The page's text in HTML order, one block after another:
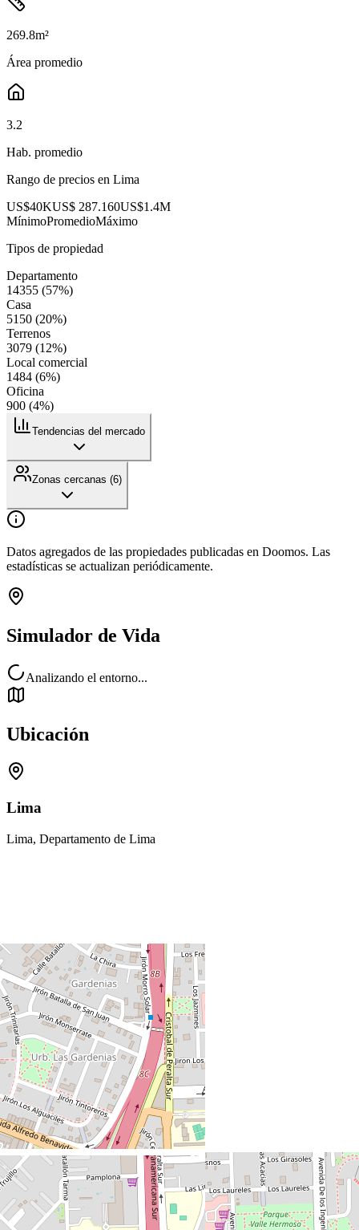
269.8m²
Área promedio
3.2
Hab. promedio
Rango de precios en Lima
US$40KUS$ 287.160US$1.4M
MínimoPromedioMáximo
Tipos de propiedad
Departamento
14355 (57%)
Casa
5150 (20%)
Terrenos
3079 (12%)
Local comercial
1484 (6%)
Oficina
900 (4%)
Tendencias del mercado
Zonas cercanas (6)
Datos agregados de las propiedades publicadas en Doomos. Las
estadísticas se actualizan periódicamente.
Simulador de Vida
Analizando el entorno...
Ubicación
Lima
Lima, Departamento de Lima